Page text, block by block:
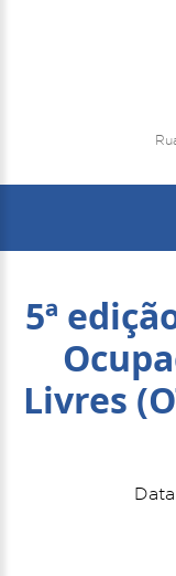
5ª
Livres